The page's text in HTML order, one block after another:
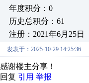
年度积分：0
历史总积分：61
注册：2021年6月25日
发表于：2025-10-29 14:25:36
感谢楼主分享！
回复 引用 举报